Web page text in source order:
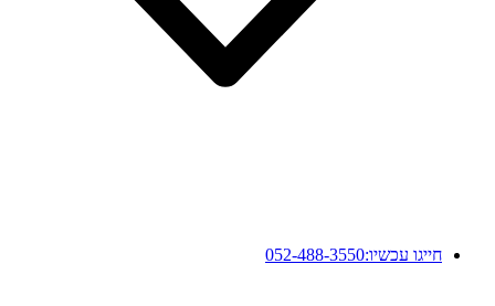
חייגו עכשיו:052-488-3550